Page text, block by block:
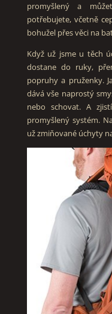
promyšlený a
potřebujete, včetně
bohužel přes věci na
Když už jsme u těch
dostane do ruky,
popruhy a pruženky.
dává vše naprostý
nebo schovat. A
promyšlený systém.
už zmiňované úchyty